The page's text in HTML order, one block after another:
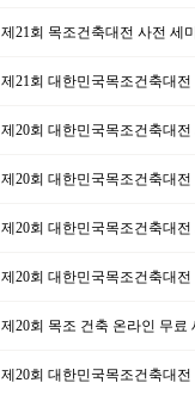
제21회 목조건축대전 사전 세
제21회 대한민국목조건축대전
제20회 대한민국목조건축대
제20회 대한민국목조건축대전
제20회 대한민국목조건축대
제20회 대한민국목조건축대
제20회 목조 건축 온라인 무료
제20회 대한민국목조건축대전